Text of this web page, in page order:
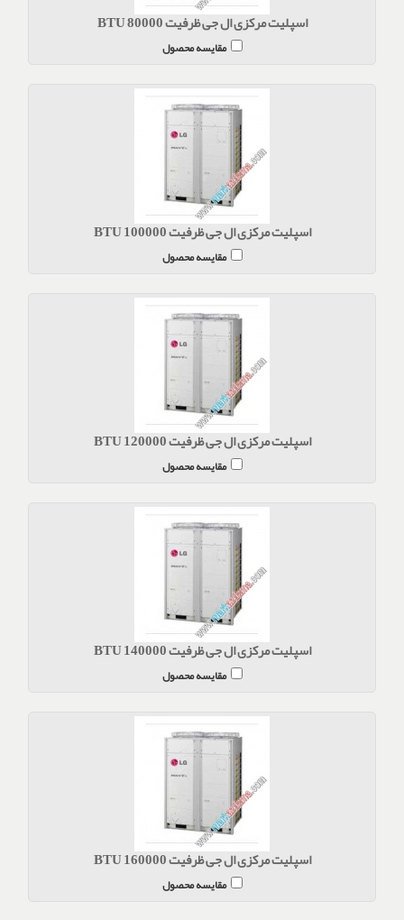
اسپلیت مرکزی ال جی ظرفیت BTU 80000
مقایسه محصول
اسپلیت مرکزی ال جی ظرفیت BTU 100000
مقایسه محصول
اسپلیت مرکزی ال جی ظرفیت BTU 120000
مقایسه محصول
اسپلیت مرکزی ال جی ظرفیت BTU 140000
مقایسه محصول
اسپلیت مرکزی ال جی ظرفیت BTU 160000
مقایسه محصول